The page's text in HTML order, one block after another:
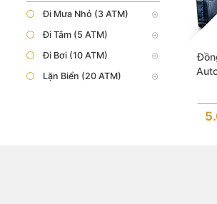
Đi Mưa Nhỏ (3 ATM)
Đi Tắm (5 ATM)
Đi Bơi (10 ATM)
Lặn Biển (20 ATM)